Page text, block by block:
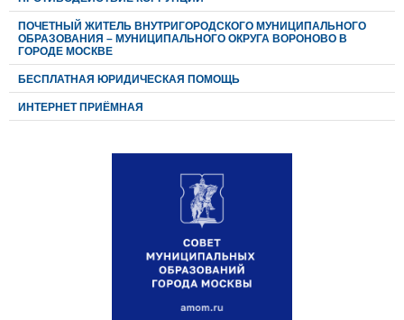
ПОЧЕТНЫЙ ЖИТЕЛЬ ВНУТРИГОРОДСКОГО МУНИЦИПАЛЬНОГО
ОБРАЗОВАНИЯ – МУНИЦИПАЛЬНОГО ОКРУГА ВОРОНОВО В
ГОРОДЕ МОСКВЕ
БЕСПЛАТНАЯ ЮРИДИЧЕСКАЯ ПОМОЩЬ
ИНТЕРНЕТ ПРИЁМНАЯ